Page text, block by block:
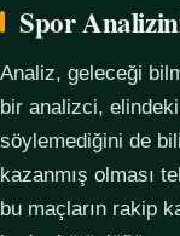
Spor
Analiz, geleceği
bir analizci,
söylemediğini de
kazanmış olması
bu maçların rakip